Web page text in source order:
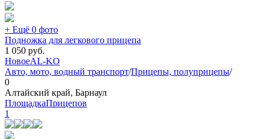
+ Ещё 0 фото
Подножка для легкового прицепа
1 050 руб.
НовоеAL-KO
Авто, мото, водный транспорт/Прицепы, полуприцепы/
0
Алтайский край, Барнаул
ПлощадкаПрицепов
1